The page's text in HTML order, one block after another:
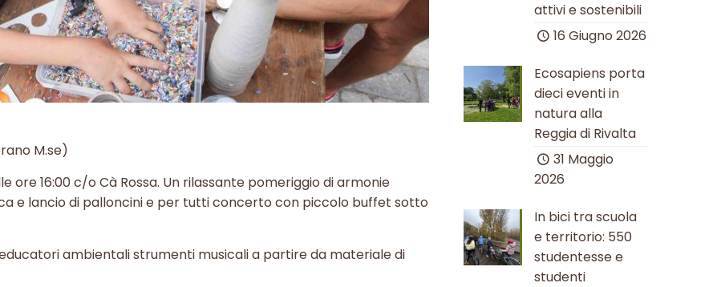
M.se)
ore 16:00 c/o Cà Rossa. Un rilassante pomeriggio di armonie
e lancio di palloncini e per tutti concerto con piccolo buffet sotto
ambientali strumenti musicali a partire da materiale di
attivi e sostenibili
16 Giugno 2026
Ecosapiens porta
dieci eventi in
natura alla
Reggia di Rivalta
31 Maggio
2026
In bici tra scuola
e territorio: 550
studentesse e
studenti